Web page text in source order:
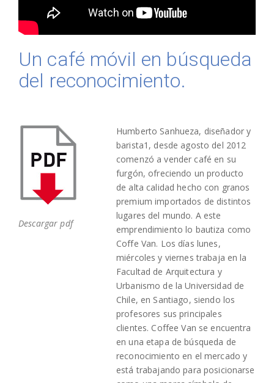
Un café móvil en búsqueda
del reconocimiento.
Descargar pdf
Humberto Sanhueza, diseñador y
barista1 , desde agosto del 2012
comenzó a vender café en su
furgón, ofreciendo un producto
de alta calidad hecho con granos
premium importados de distintos
lugares del mundo. A este
emprendimiento lo bautiza como
Coffe Van. Los días lunes,
miércoles y viernes trabaja en la
Facultad de Arquitectura y
Urbanismo de la Universidad de
Chile, en Santiago, siendo los
profesores sus principales
clientes. Coffee Van se encuentra
en una etapa de búsqueda de
reconocimiento en el mercado y
está trabajando para posicionarse